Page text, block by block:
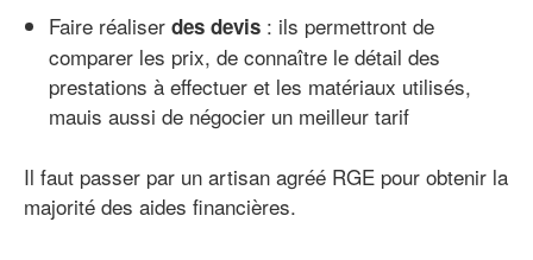
Faire réaliser des devis : ils permettront de
comparer les prix, de connaître le détail des
prestations à effectuer et les matériaux utilisés,
mauis aussi de négocier un meilleur tarif
Il faut passer par un artisan agréé RGE pour obtenir la
majorité des aides financières.